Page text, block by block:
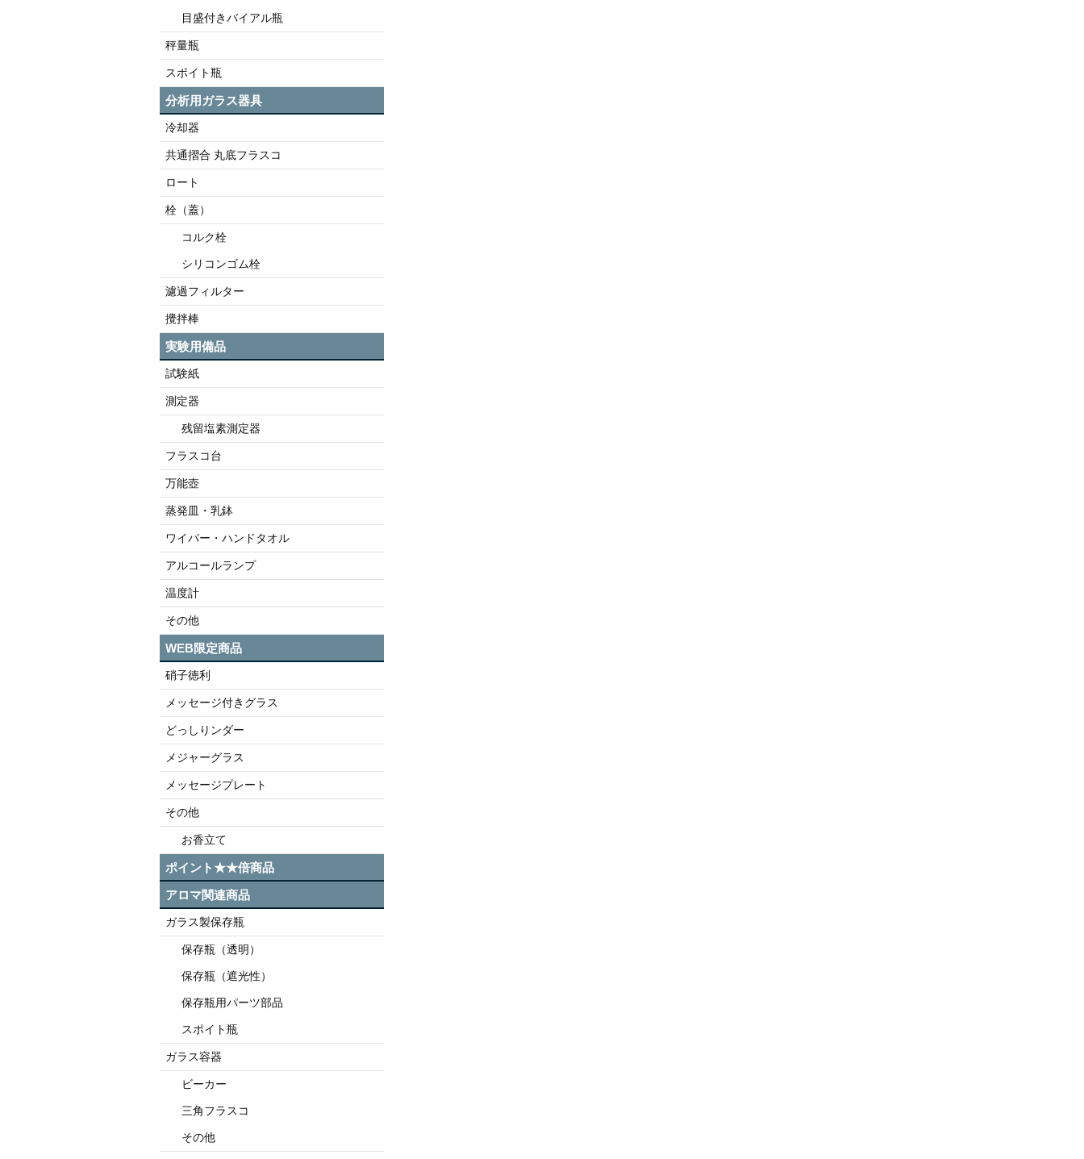
目盛付きバイアル瓶
秤量瓶
スポイト瓶
分析用ガラス器具
冷却器
共通摺合 丸底フラスコ
ロート
栓（蓋）
コルク栓
シリコンゴム栓
濾過フィルター
攪拌棒
実験用備品
試験紙
測定器
残留塩素測定器
フラスコ台
万能壺
蒸発皿・乳鉢
ワイパー・ハンドタオル
アルコールランプ
温度計
その他
WEB限定商品
硝子徳利
メッセージ付きグラス
どっしりンダー
メジャーグラス
メッセージプレート
その他
お香立て
ポイント★★倍商品
アロマ関連商品
ガラス製保存瓶
保存瓶（透明）
保存瓶（遮光性）
保存瓶用パーツ部品
スポイト瓶
ガラス容器
ビーカー
三角フラスコ
その他